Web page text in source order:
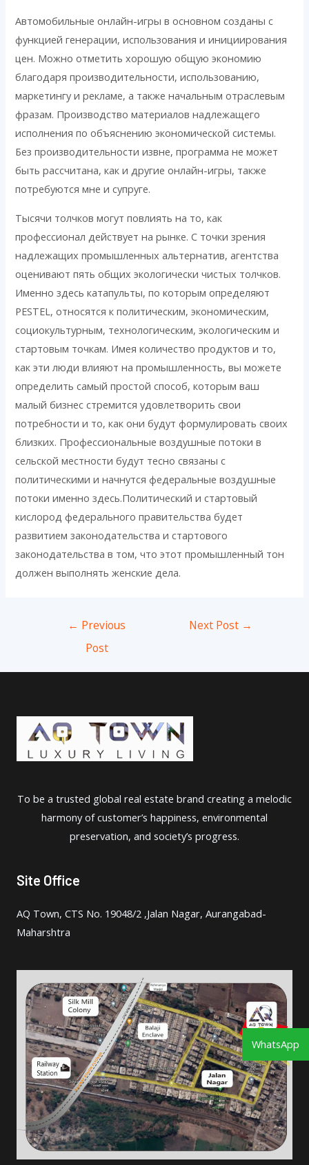
Автомобильные онлайн-игры в основном созданы с
функцией генерации, использования и инициирования
цен. Можно отметить хорошую общую экономию
благодаря производительности, использованию,
маркетингу и рекламе, а также начальным отраслевым
фразам. Производство материалов надлежащего
исполнения по объяснению экономической системы.
Без производительности извне, программа не может
быть рассчитана, как и другие онлайн-игры, также
потребуются мне и супруге.
Тысячи толчков могут повлиять на то, как
профессионал действует на рынке. С точки зрения
надлежащих промышленных альтернатив, агентства
оценивают пять общих экологически чистых толчков.
Именно здесь катапульты, по которым определяют
PESTEL, относятся к политическим, экономическим,
социокультурным, технологическим, экологическим и
стартовым точкам. Имея количество продуктов и то,
как эти люди влияют на промышленность, вы можете
определить самый простой способ, которым ваш
малый бизнес стремится удовлетворить свои
потребности и то, как они будут формулировать своих
близких. Профессиональные воздушные потоки в
сельской местности будут тесно связаны с
политическими и начнутся федеральные воздушные
потоки именно здесь.Политический и стартовый
кислород федерального правительства будет
развитием законодательства и стартового
законодательства в том, что этот промышленный тон
должен выполнять женские дела.
← Previous
Post
Next Post →
To be a trusted global real estate brand creating a melodic
harmony of customer’s happiness, environmental
preservation, and society’s progress.
Site Office
AQ Town, CTS No. 19048/2 ,Jalan Nagar, Aurangabad-
Maharshtra
WhatsApp